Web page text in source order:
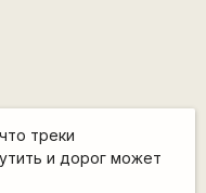
треки
и дорог может